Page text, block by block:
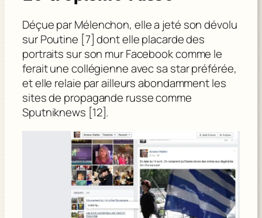
Déçue par Mélenchon, elle a jeté son dévolu
sur Poutine [7] dont elle placarde des
portraits sur son mur Facebook comme le
ferait une collégienne avec sa star préférée,
et elle relaie par ailleurs abondamment les
sites de propagande russe comme
Sputniknews [12].